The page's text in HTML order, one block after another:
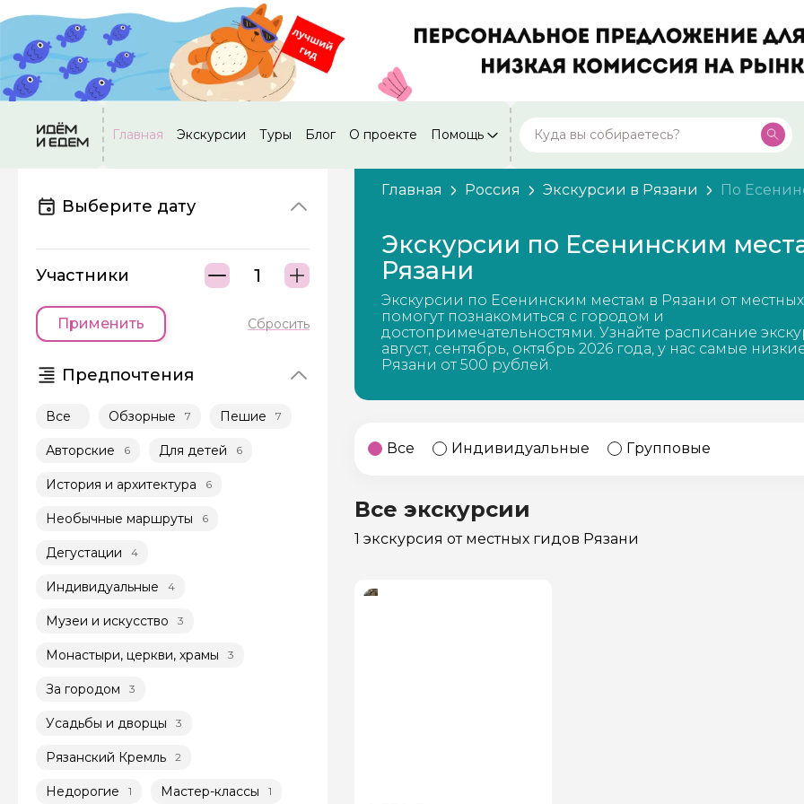
Главная Экскурсии Туры Блог О проекте Помощь
Москва
Россия
Калининград
Россия
Кисловодск
Россия
20 экскурсий
Дербент 17 экскурсий
Посмотреть все города
Выберите дату
Участники
Применить Сбросить
Предпочтения
Все Обзорные 7 Пешие 7
Авторские 6 Для детей 6
История и архитектура 6
Необычные маршруты 6
Дегустации 4
Индивидуальные 4
Музеи и искусство 3
Монастыри, церкви, храмы 3
За городом 3
Усадьбы и дворцы 3
Рязанский Кремль 2
Недорогие 1 Мастер-классы 1
Главная Россия Экскурсии в Рязани По
Экскурсии по Есенинским
Рязани
Экскурсии по Есенинским местам в Рязани от
помогут познакомиться с городом и
достопримечательностями. Узнайте расписание
август, сентябрь, октябрь 2026 года, у нас самые
Рязани от 500 рублей.
Все Индивидуальные Групповые
Все экскурсии
1 экскурсия от местных гидов Рязани